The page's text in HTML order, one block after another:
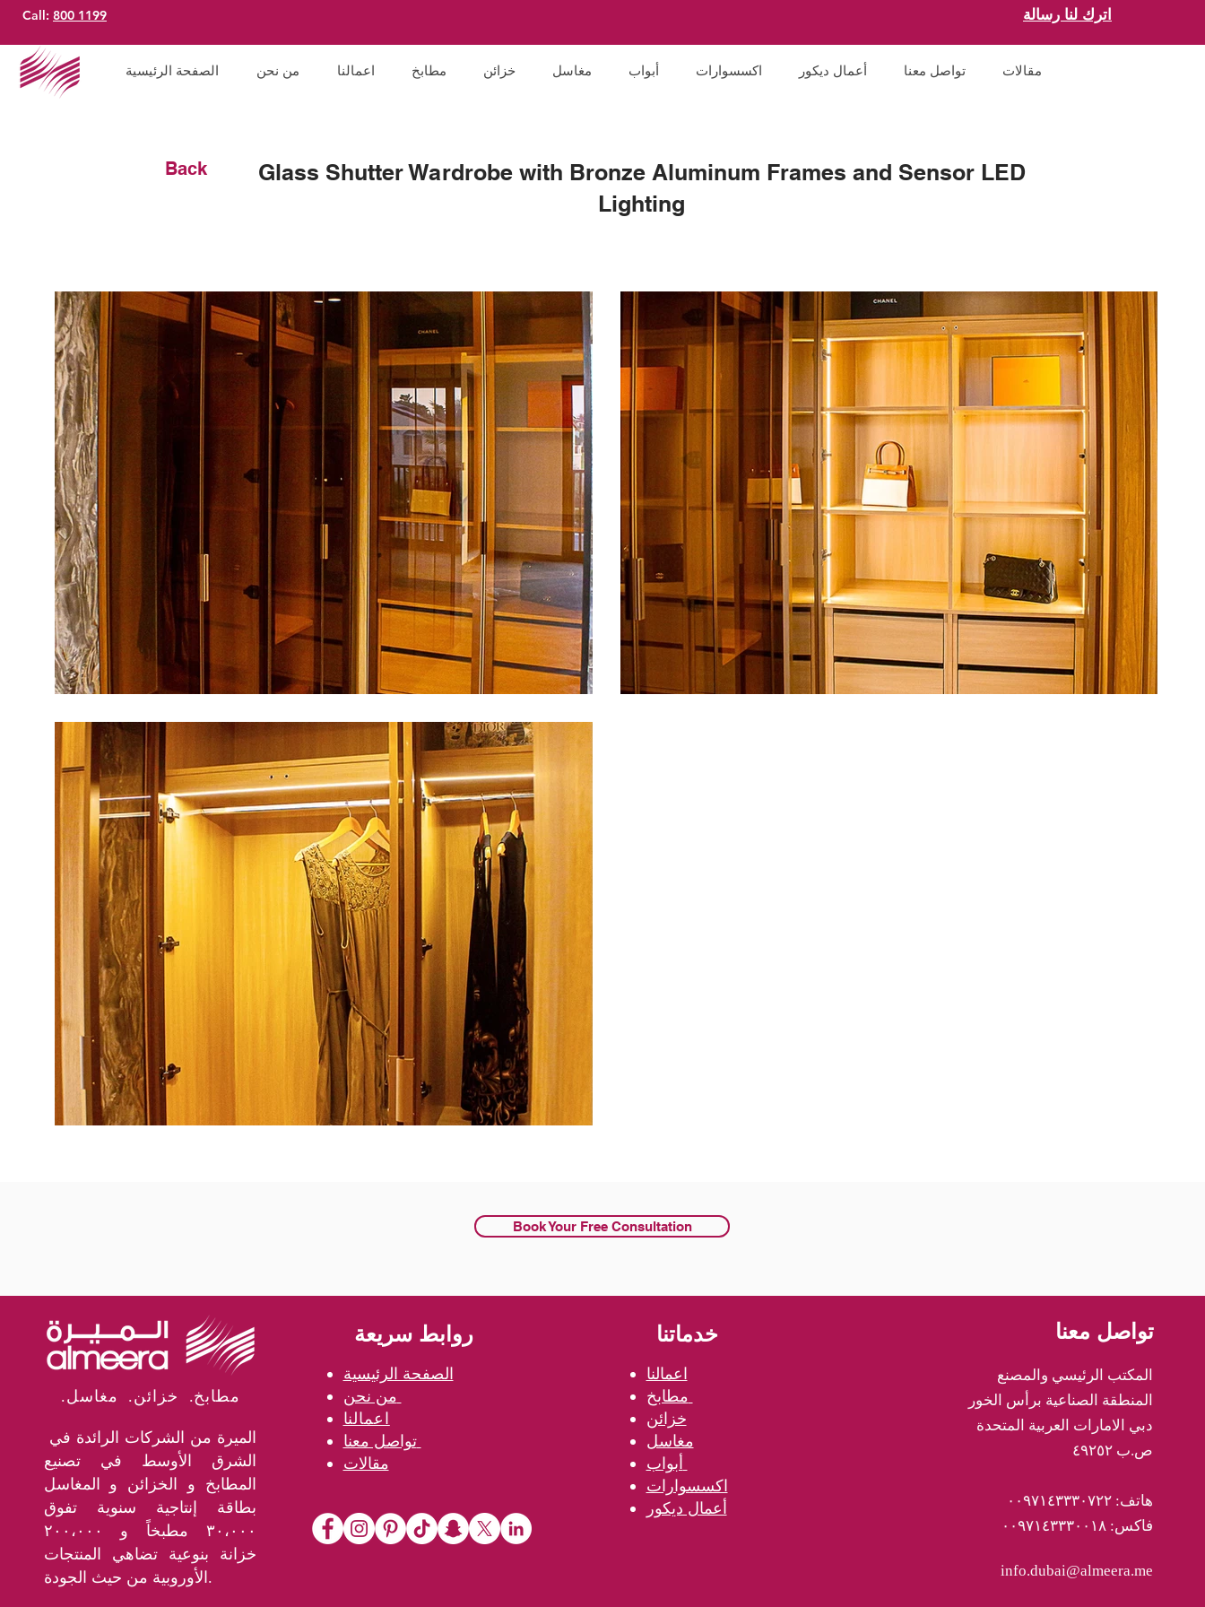
Call: 800 1199 اترك لنا رسالة
الصفحة الرئيسية من نحن اعمالنا مطابخ خزائن مغاسل أبواب اكسسوارات أعمال ديكور تواصل معنا مقالات
Back
Glass Shutter Wardrobe with Bronze Aluminum Frames and Sensor LED
Lighting
Book Your Free Consultation
.مطابخ. خزائن. مغاسل
الشرق الأوسط في تصنيع
المطابخ و الخزائن و المغاسل
بطاقة إنتاجية سنوية تفوق
٣٠،٠٠٠ مطبخاً و ٢٠٠،٠٠٠
خزانة بنوعية تضاهي المنتجات
الأوروبية من حيث الجودة.
روابط سريعة
الصفحة الرئيسية
اعمالنا
تواصل معنا
مقالات
خدماتنا
اعمالنا
خزائن
مغاسل
اكسسوارات
أعمال ديكور
تواصل معنا
المكتب الرئيسي والمصنع
المنطقة الصناعية برأس الخور
دبي الامارات العربية المتحدة
ص.ب ٤٩٢٥٢
هاتف: ٠٠٩٧١٤٣٣٣٠٧٢٢
فاكس: ٠٠٩٧١٤٣٣٣٠٠١٨
info.dubai@almeera.me